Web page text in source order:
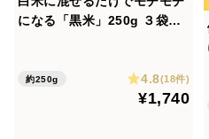
になる「黒米」250g ３袋セ
約250g 4.8(18件)
¥1,740